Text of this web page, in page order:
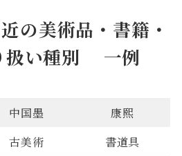
の美術品・書籍・
扱い種別 一例
中国墨
康熙
古美術
書道具